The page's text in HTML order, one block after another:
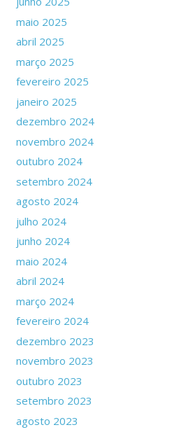
maio 2025
abril 2025
março 2025
fevereiro 2025
janeiro 2025
dezembro 2024
novembro 2024
outubro 2024
setembro 2024
agosto 2024
julho 2024
junho 2024
maio 2024
abril 2024
março 2024
fevereiro 2024
dezembro 2023
novembro 2023
outubro 2023
setembro 2023
agosto 2023